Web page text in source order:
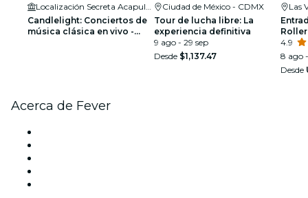
Candlelight: Conciertos de
música clásica en vivo -
Ciudad de México - CDMX
Tour de lucha libre: La
experiencia definitiva
9 ago - 29 sep
Desde $1,137.47
Las
4.9
8 ago
Desde
Acerca de Fever